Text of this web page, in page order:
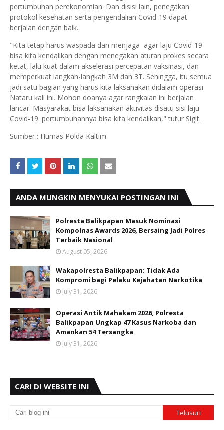
pertumbuhan perekonomian. Dan disisi lain, penegakan
protokol kesehatan serta pengendalian Covid-19 dapat
berjalan dengan baik.
"Kita tetap harus waspada dan menjaga agar laju Covid-19
bisa kita kendalikan dengan menegakan aturan prokes secara
ketat, lalu kuat dalam akselerasi percepatan vaksinasi, dan
memperkuat langkah-langkah 3M dan 3T. Sehingga, itu semua
jadi satu bagian yang harus kita laksanakan didalam operasi
Nataru kali ini. Mohon doanya agar rangkaian ini berjalan
lancar. Masyarakat bisa laksanakan aktivitas disatu sisi laju
Covid-19. pertumbuhannya bisa kita kendalikan," tutur Sigit.
Sumber : Humas Polda Kaltim
ANDA MUNGKIN MENYUKAI POSTINGAN INI
Polresta Balikpapan Masuk Nominasi
Kompolnas Awards 2026, Bersaing Jadi Polres
Terbaik Nasional
August 05, 2026
Wakapolresta Balikpapan: Tidak Ada
Kompromi bagi Pelaku Kejahatan Narkotika
July 31, 2026
Operasi Antik Mahakam 2026, Polresta
Balikpapan Ungkap 47 Kasus Narkoba dan
Amankan 54 Tersangka
July 31, 2026
CARI DI WEBSITE INI